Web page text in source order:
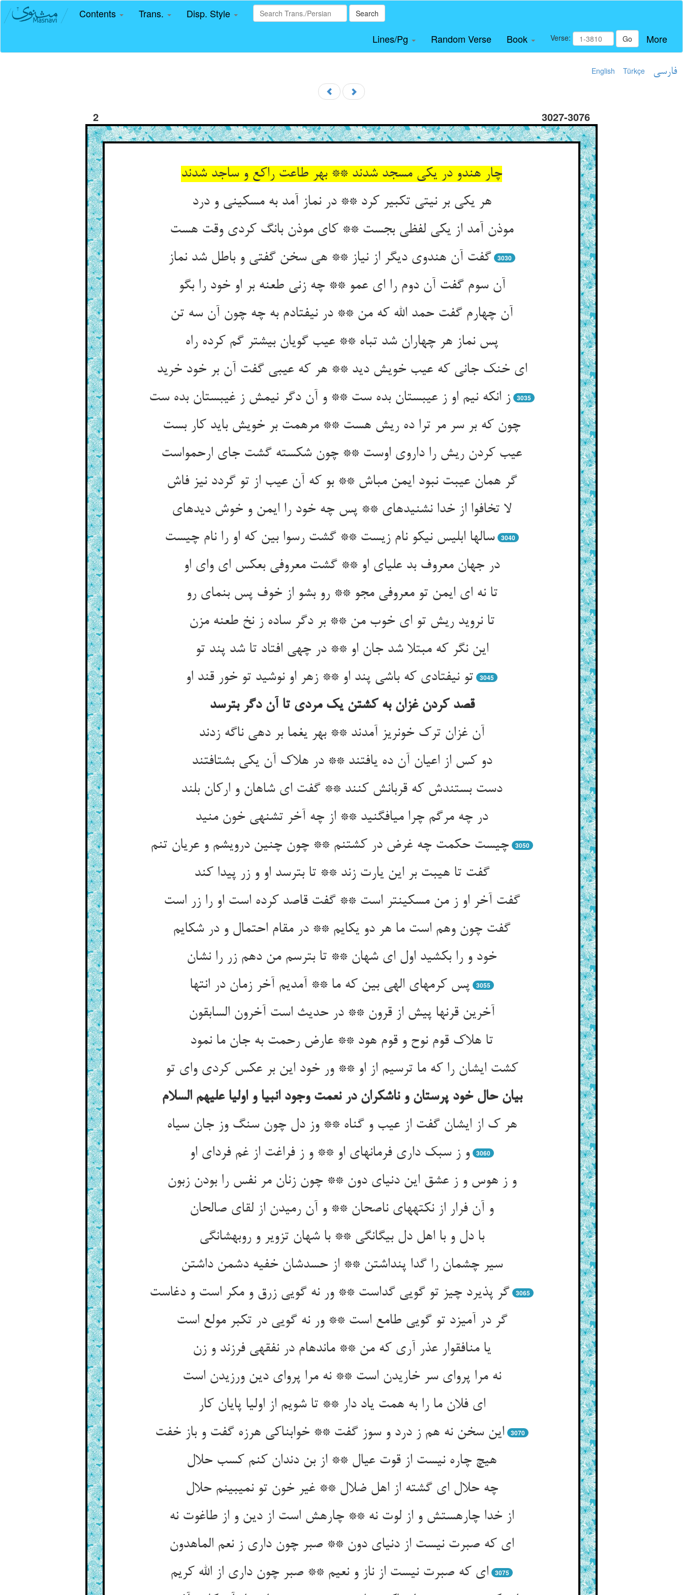
Contents Trans. Disp. Style Search
Lines/Pg Random Verse Book Verse: Go More
English Türkçe فارسی
2 3027-3076
چار هندو در یکی مسجد شدند ** بهر طاعت راکع و ساجد شدند
هر یکی بر نیتی تکبیر کرد ** در نماز آمد به مسکینی و درد
موذن آمد از یکی لفظی بجست ** کای موذن بانگ کردی وقت هست‏
گفت آن هندوی دیگر از نیاز ** هی سخن گفتی و باطل شد نماز
3030
آن سوم گفت آن دوم را ای عمو ** چه زنی طعنه بر او خود را بگو
آن چهارم گفت حمد الله که من ** در نیفتادم به چه چون آن سه تن‏
پس نماز هر چهاران شد تباه ** عیب گویان بیشتر گم کرده راه‏
ای خنک جانی که عیب خویش دید ** هر که عیبی گفت آن بر خود خرید
ز انکه نیم او ز عیبستان بده ست ** و آن دگر نیمش ز غیبستان بده ست‏
3035
چون که بر سر مر ترا ده ریش هست ** مرهمت بر خویش باید کار بست‏
عیب کردن ریش را داروی اوست ** چون شکسته گشت جای ارحمواست‏
گر همان عیبت نبود ایمن مباش ** بو که آن عیب از تو گردد نیز فاش‏
لا تخافوا از خدا نشنیده‏ای ** پس چه خود را ایمن و خوش دیده‏ای‏
سالها ابلیس نیکو نام زیست ** گشت رسوا بین که او را نام چیست‏
3040
در جهان معروف بد علیای او ** گشت معروفی بعکس ای وای او
تا نه ای ایمن تو معروفی مجو ** رو بشو از خوف پس بنمای رو
تا نروید ریش تو ای خوب من ** بر دگر ساده ز نخ طعنه مزن‏
این نگر که مبتلا شد جان او ** در چهی افتاد تا شد پند تو
تو نیفتادی که باشی پند او ** زهر او نوشید تو خور قند او
3045
قصد کردن غزان به کشتن یک مردی تا آن دگر بترسد
آن غزان ترک خونریز آمدند ** بهر یغما بر دهی ناگه زدند
دو کس از اعیان آن ده یافتند ** در هلاک آن یکی بشتافتند
دست بستندش که قربانش کنند ** گفت ای شاهان و ارکان بلند
در چه مرگم چرا می‏افگنید ** از چه آخر تشنه‏ی خون منید
چیست حکمت چه غرض در کشتنم ** چون چنین درویشم و عریان تنم‏
3050
گفت تا هیبت بر این یارت زند ** تا بترسد او و زر پیدا کند
گفت آخر او ز من مسکین‏تر است ** گفت قاصد کرده است او را زر است‏
گفت چون وهم است ما هر دو یک‏ایم ** در مقام احتمال و در شک‏ایم‏
خود و را بکشید اول ای شهان ** تا بترسم من دهم زر را نشان‏
پس کرمهای الهی بین که ما ** آمدیم آخر زمان در انتها
3055
آخرین قرنها پیش از قرون ** در حدیث است آخرون السابقون‏
تا هلاک قوم نوح و قوم هود ** عارض رحمت به جان ما نمود
کشت ایشان را که ما ترسیم از او ** ور خود این بر عکس کردی وای تو
بیان حال خود پرستان و ناشکران در نعمت وجود انبیا و اولیا علیهم السلام‏
هر ک از ایشان گفت از عیب و گناه ** وز دل چون سنگ وز جان سیاه‏
و ز سبک داری فرمان‏های او ** و ز فراغت از غم فردای او
3060
و ز هوس و ز عشق این دنیای دون ** چون زنان مر نفس را بودن زبون‏
و آن فرار از نکته‏های ناصحان ** و آن رمیدن از لقای صالحان‏
با دل و با اهل دل بیگانگی ** با شهان تزویر و روبه‏شانگی‏
سیر چشمان را گدا پنداشتن ** از حسدشان خفیه دشمن داشتن‏
گر پذیرد چیز تو گویی گداست ** ور نه گویی زرق و مکر است و دغاست‏
3065
گر در آمیزد تو گویی طامع است ** ور نه گویی در تکبر مولع است‏
یا منافق‏وار عذر آری که من ** مانده‏ام در نفقه‏ی فرزند و زن‏
نه مرا پروای سر خاریدن است ** نه مرا پروای دین ورزیدن است‏
ای فلان ما را به همت یاد دار ** تا شویم از اولیا پایان کار
این سخن نه هم ز درد و سوز گفت ** خوابناکی هرزه گفت و باز خفت‏
3070
هیچ چاره نیست از قوت عیال ** از بن دندان کنم کسب حلال‏
چه حلال ای گشته از اهل ضلال ** غیر خون تو نمی‏بینم حلال‏
از خدا چاره‏ستش و از لوت نه ** چاره‏ش است از دین و از طاغوت نه‏
ای که صبرت نیست از دنیای دون ** صبر چون داری ز نعم الماهدون‏
ای که صبرت نیست از ناز و نعیم ** صبر چون داری از الله کریم‏
3075